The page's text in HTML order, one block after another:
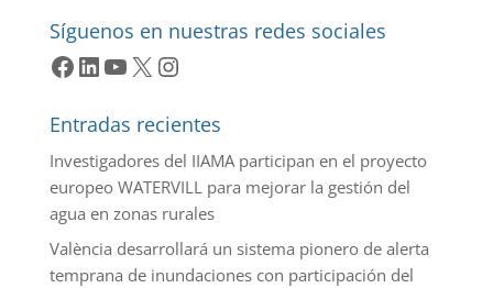
Síguenos en nuestras redes sociales
Facebook
LinkedIn
YouTube
X Instagram
Entradas recientes
Investigadores del IIAMA participan en el proyecto
europeo WATERVILL para mejorar la gestión del
agua en zonas rurales
València desarrollará un sistema pionero de alerta
temprana de inundaciones con participación del